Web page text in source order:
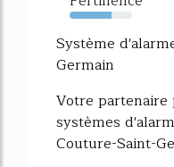
67%
Système
Germain
Votre
systèmes
Couture-Saint-